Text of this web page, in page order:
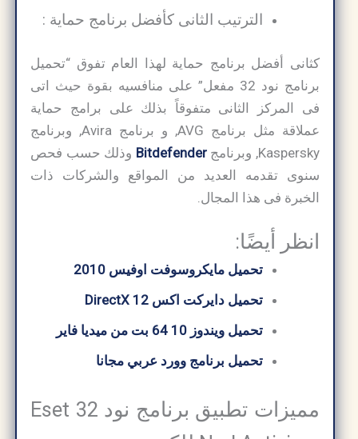
الترتيب الثانى كأفضل برنامج حماية :
كثانى أفضل برنامج حماية لهذا العام تفوق “تحميل
برنامج نود 32 مفعل” على منافسيه بقوة حيث اتى
فى المركز الثانى متفوقاً بذلك على برامج حماية
عملاقة مثل برنامج AVG, و برنامج Avira, وبرنامج
Kaspersky, وبرنامج
Bitdefenderوذلك حسب فحص
سنوى تقدمه العديد من المواقع والشركات ذات
الخبرة فى هذا المجال.
انظر أيضًا:
تحميل مايكروسوفت اوفيس 2010
تحميل دايركت اكس 12 DirectX
تحميل ويندوز 10 64 بت من ميديا ​​فاير
تحميل برنامج وورد عربي مجانا
مميزات تطبيق برنامج نود 32 Eset